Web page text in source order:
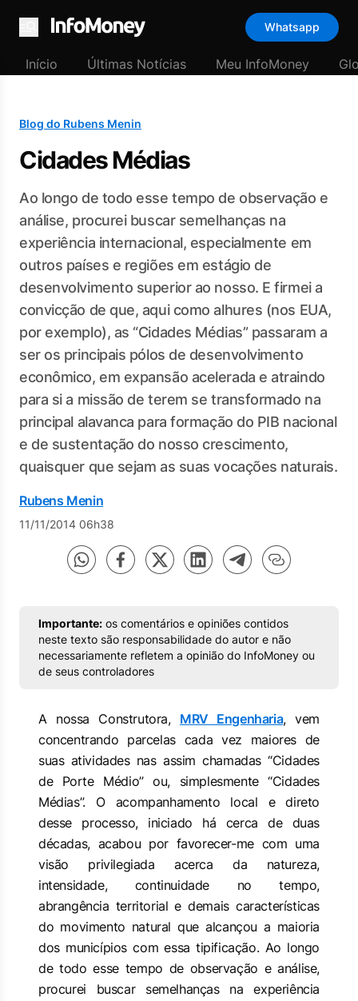
Menu
Whatsapp
Início Últimas Notícias Meu InfoMoney
Blog do Rubens Menin
Cidades Médias
Ao longo de todo esse tempo de observação e
análise, procurei buscar semelhanças na
experiência internacional, especialmente em
outros países e regiões em estágio de
desenvolvimento superior ao nosso. E firmei a
convicção de que, aqui como alhures (nos EUA,
por exemplo), as “Cidades Médias” passaram a
ser os principais pólos de desenvolvimento
econômico, em expansão acelerada e atraindo
para si a missão de terem se transformado na
principal alavanca para formação do PIB nacional
e de sustentação do nosso crescimento,
quaisquer que sejam as suas vocações naturais.
Rubens Menin
11/11/2014 06h38
Importante: os comentários e opiniões contidos
neste texto são responsabilidade do autor e não
necessariamente refletem a opinião do InfoMoney ou
de seus controladores
A nossa Construtora, MRV Engenharia, vem
concentrando parcelas cada vez maiores de
suas atividades nas assim chamadas “Cidades
de Porte Médio” ou, simplesmente “Cidades
Médias”. O acompanhamento local e direto
desse processo, iniciado há cerca de duas
décadas, acabou por favorecer-me com uma
visão privilegiada acerca da natureza,
intensidade, continuidade no tempo,
abrangência territorial e demais características
do movimento natural que alcançou a maioria
dos municípios com essa tipificação. Ao longo
de todo esse tempo de observação e análise,
procurei buscar semelhanças na experiência